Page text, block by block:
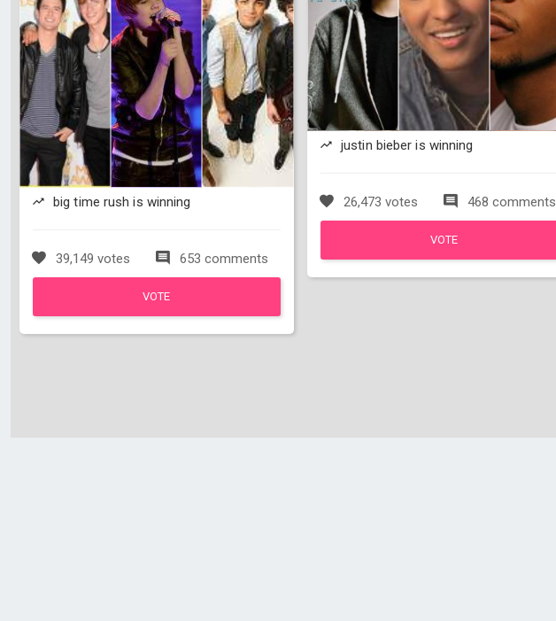
big time rush is winning
39,149 votes 653 comments
VOTE
justin bieber is winning
26,473 votes 468 comments
VOTE